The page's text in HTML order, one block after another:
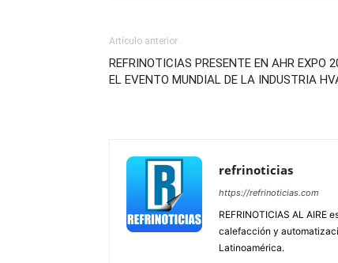
Artículo anterior
REFRINOTICIAS PRESENTE EN AHR EXPO
EL EVENTO MUNDIAL DE LA INDUSTRIA
refrinoticias
https://refrinoticias.com
REFRINOTICIAS AL
calefacción y
Latinoamérica.